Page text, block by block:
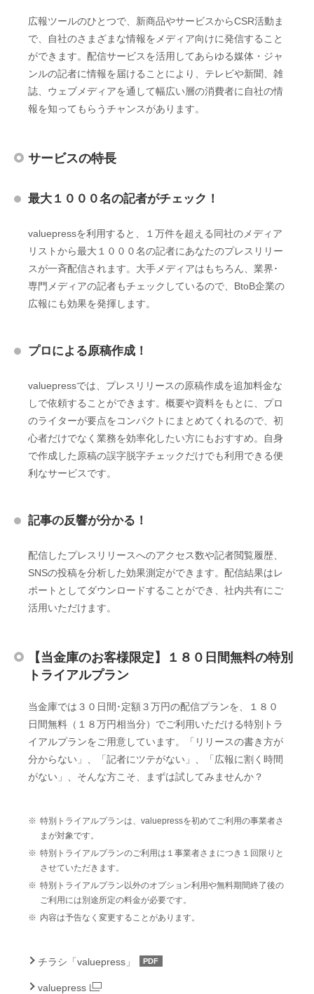
広報ツールのひとつで、新商品やサービスからCSR活動ま
で、自社のさまざまな情報をメディア向けに発信すること
ができます。配信サービスを活用してあらゆる媒体・ジャ
ンルの記者に情報を届けることにより、テレビや新聞、雑
誌、ウェブメディアを通して幅広い層の消費者に自社の情
報を知ってもらうチャンスがあります。
サービスの特長
最大１０００名の記者がチェック！
valuepressを利用すると、１万件を超える同社のメディア
リストから最大１０００名の記者にあなたのプレスリリー
スが一斉配信されます。大手メディアはもちろん、業界･
専門メディアの記者もチェックしているので、BtoB企業の
広報にも効果を発揮します。
プロによる原稿作成！
valuepressでは、プレスリリースの原稿作成を追加料金な
しで依頼することができます。概要や資料をもとに、プロ
のライターが要点をコンパクトにまとめてくれるので、初
心者だけでなく業務を効率化したい方にもおすすめ。自身
で作成した原稿の誤字脱字チェックだけでも利用できる便
利なサービスです。
記事の反響が分かる！
配信したプレスリリースへのアクセス数や記者閲覧履歴、
SNSの投稿を分析した効果測定ができます。配信結果はレ
ポートとしてダウンロードすることができ、社内共有にご
活用いただけます。
【当金庫のお客様限定】１８０日間無料の特別
トライアルプラン
当金庫では３０日間･定額３万円の配信プランを、１８０
日間無料（１８万円相当分）でご利用いただける特別トラ
イアルプランをご用意しています。「リリースの書き方が
分からない」、「記者にツテがない」、「広報に割く時間
がない」、そんな方こそ、まずは試してみませんか？
※ 特別トライアルプランは、valuepressを初めてご利用の事業者さ
まが対象です。
※ 特別トライアルプランのご利用は１事業者さまにつき１回限りと
させていただきます。
※ 特別トライアルプラン以外のオプション利用や無料期間終了後の
ご利用には別途所定の料金が必要です。
※ 内容は予告なく変更することがあります。
チラシ「valuepress」 PDF
valuepress